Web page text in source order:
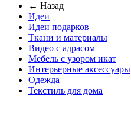
← Назад
Идеи
Идеи подарков
Ткани и материалы
Видео с адрасом
Мебель с узором икат
Интерьерные аксессуары
Одежда
Текстиль для дома